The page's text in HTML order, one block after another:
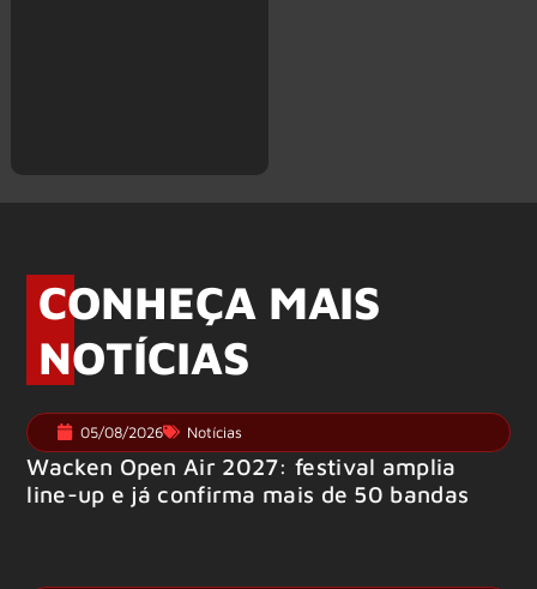
CONHEÇA MAIS
NOTÍCIAS
05/08/2026 Notícias
Wacken Open Air 2027: festival amplia
line-up e já confirma mais de 50 bandas